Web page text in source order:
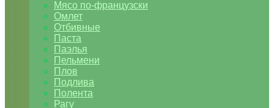
Мясо по-французски
Омлет
Отбивные
Паста
Паэлья
Пельмени
Плов
Подлива
Полента
Рагу